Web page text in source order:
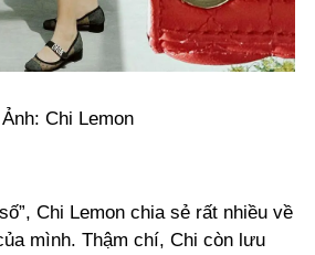
Ảnh: Chi Lemon
Chi Lemon chia sẻ rất nhiều về
mình. Thậm chí, Chi còn lưu